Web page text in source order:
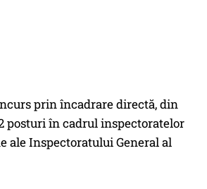
prin încadrare directă, din
posturi în cadrul inspectoratelor
ale Inspectoratului General al